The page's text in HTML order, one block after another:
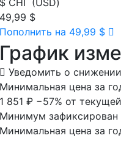
49,99 $
Пополнить на 49,99 $
График
Уведомить о снижении
Минимальная цена за
1 851 ₽ −57% от текущей
Минимум зафиксирован
Минимальная цена за